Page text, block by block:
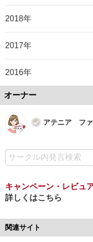
2018年
2017年
2016年
オーナー
アテニア ファ
キャンペーン・レビュ
詳しくはこちら
関連サイト